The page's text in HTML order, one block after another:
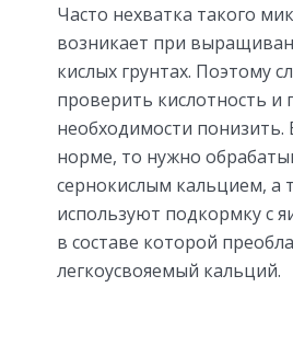
Часто нехватка такого
возникает при
кислых грунтах. Поэтому
проверить кислотность и
необходимости понизить.
норме, то нужно
сернокислым кальцием, а
используют подкормку с
в составе которой
легкоусвояемый кальций.